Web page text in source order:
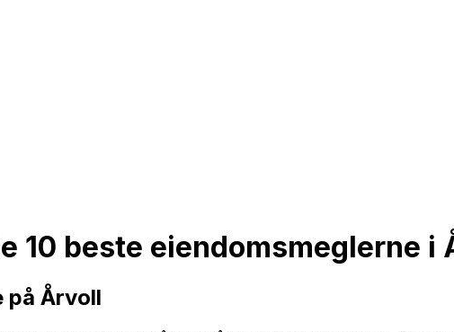
10 beste eiendomsmeglerne i
på Årvoll